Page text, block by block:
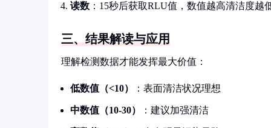
读数 ：15秒后获取RLU值，数值越高清洁度越
三、结果解读与应用
理解检测数据才能发挥最大价值：
低数值（<10） ：表面清洁状况理想
中数值（10-30） ：建议加强清洁